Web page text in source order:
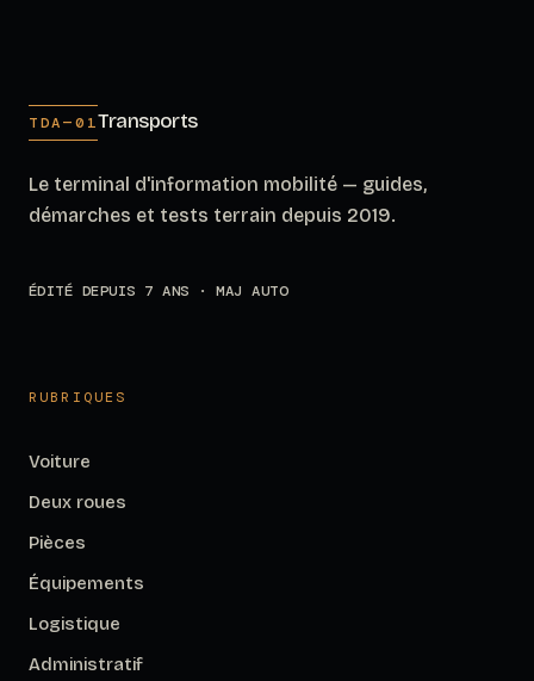
TDA—01Transports
Le terminal d'information mobilité — guides,
démarches et tests terrain depuis 2019.
ÉDITÉ DEPUIS 7 ANS · MAJ AUTO
RUBRIQUES
Voiture
Deux roues
Pièces
Équipements
Logistique
Administratif